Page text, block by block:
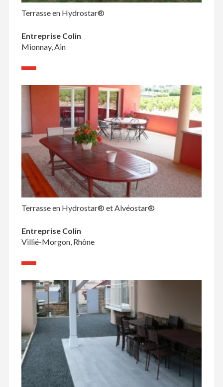
Terrasse en Hydrostar®
Entreprise Colin
Mionnay, Ain
Terrasse en Hydrostar® et Alvéostar®
Entreprise Colin
Villié-Morgon, Rhône